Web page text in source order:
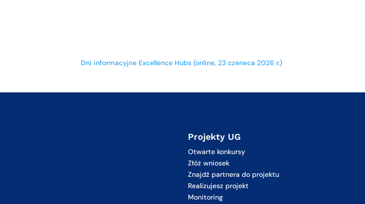
Dni informacyjne Excellence Hubs (online, 23 czerwca 2026 r.)
Projekty UG
Otwarte konkursy
Złóż wniosek
Znajdź partnera do projektu
Realizujesz projekt
Monitoring